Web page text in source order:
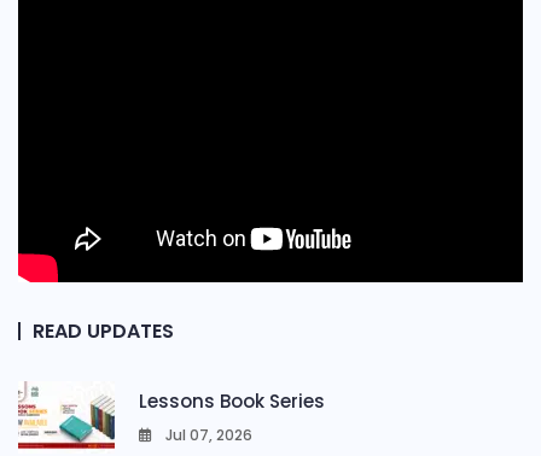
READ UPDATES
Lessons Book Series
Jul 07, 2026